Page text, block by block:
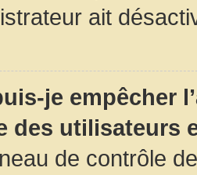
ait
je empêcher
des utilisateurs
de contrôle